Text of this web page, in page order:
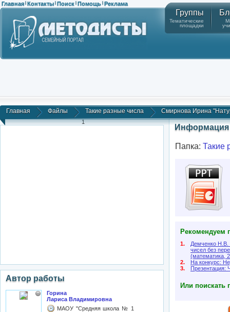
Главная | Контакты | Поиск | Помощь | Реклама
Группы
Тематические
площадки
Главная Файлы Такие разные числа Смирнова Ирина
1
Автор работы
Горина
Лариса Владимировна
МАОУ "Средняя школа № 1
Информация
Папка: Такие
Рекомендуем
1.
Демченко Н.В.
чисел без
(математика,
2.
На конкурс:
3.
Презентация:
Или поискать